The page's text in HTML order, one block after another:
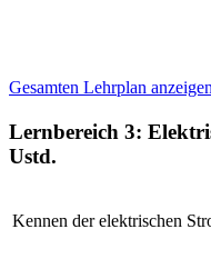
Gesamten Lehrplan anzeigen
Lernbereich 3:
Ustd.
Kennen der elektrischen